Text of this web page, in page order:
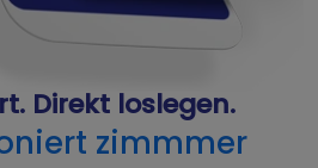
Direkt loslegen.
zimmmer